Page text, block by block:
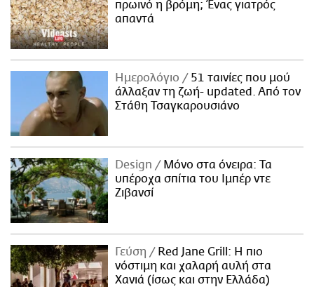
πρωινό η βρόμη; Ένας γιατρός
απαντά
Ημερολόγιο
51 ταινίες που μού
άλλαξαν τη ζωή- updated. Aπό τον
Στάθη Τσαγκαρουσιάνο
Design
Μόνο στα όνειρα: Τα
υπέροχα σπίτια του Ιμπέρ ντε
Ζιβανσί
Γεύση
Red Jane Grill: Η πιο
νόστιμη και χαλαρή αυλή στα
Χανιά (ίσως και στην Ελλάδα)